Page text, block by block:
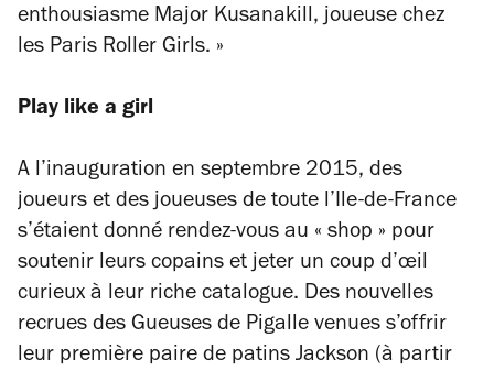
enthousiasme Major Kusanakill, joueuse chez
les Paris Roller Girls. »
Play like a girl
A l’inauguration en septembre 2015, des
joueurs et des joueuses de toute l’Ile-de-France
s’étaient donné rendez-vous au « shop » pour
soutenir leurs copains et jeter un coup d’œil
curieux à leur riche catalogue. Des nouvelles
recrues des Gueuses de Pigalle venues s’offrir
leur première paire de patins Jackson (à partir